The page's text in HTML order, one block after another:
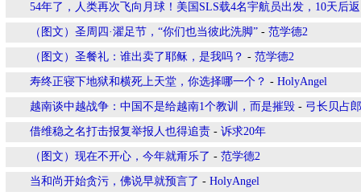
54年了，人类再次飞向月球！美国SLS载4名宇航员出发，10天后
（图文）圣周四·濯足节，“你们也当彼此洗脚” - 范学德2
（图文）圣餐礼：谁出卖了耶稣，是我吗？ - 范学德2
寿终正寝下地狱和横死上天堂，你选择哪一个？ - HolyAngel
越南谈中越战争：中国不是给越南1个教训，而是摧毁 - 弓长贝占郎
借维稳之名打击报复举报人也得追责 - 诉求20年
（图文）现在不开心，今年就甭乐了 - 范学德2
当和尚开始贪污，佛说早就预言了 - HolyAngel